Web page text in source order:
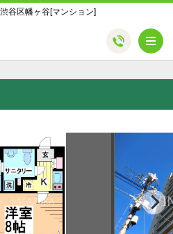
谷区幡ヶ谷[マンション]